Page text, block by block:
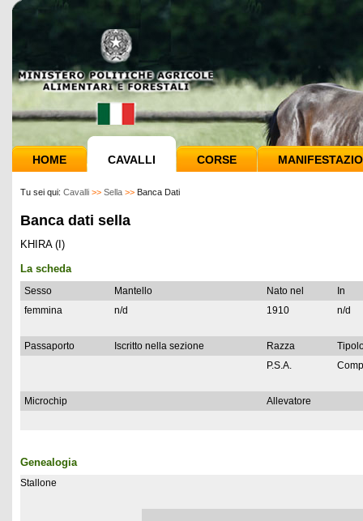
HOME CAVALLI CORSE
Tu sei qui: Cavalli >> Sella >> Banca Dati
Banca dati sella
KHIRA (I)
La scheda
Sesso Mantello Nato nel
In
femmina
n/d 1910 n/d
Passaporto Iscritto nella sezione Razza
P.S.A.
Microchip Allevatore
Genealogia
Stallone